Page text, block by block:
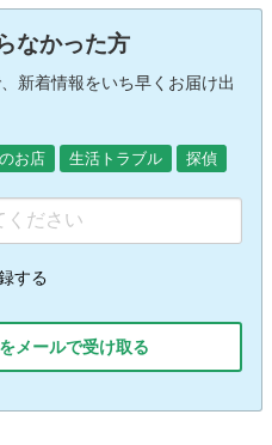
なかった方
新着情報をいち早くお届け出
お店 生活トラブル 探偵
する
メールで受け取る